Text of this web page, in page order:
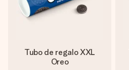
Tubo de regalo XXL
Oreo